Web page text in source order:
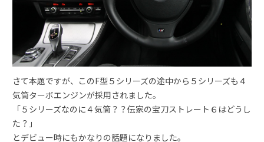
さて本題ですが、このF型５シリーズの途中から５シリーズも４
気筒ターボエンジンが採用されました。
「５シリーズなのに４気筒？？伝家の宝刀ストレート６はどうし
た？」
とデビュー時にもかなりの話題になりました。